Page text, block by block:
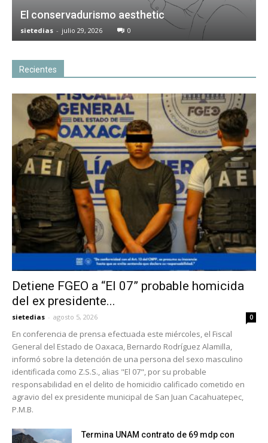
El conservadurismo aesthetic
sietedias - julio 29, 2026 0
Recientes
Detiene FGEO a “El 07” probable homicida
del ex presidente...
sietedias - agosto 5, 2026 0
En conferencia de prensa efectuada este miércoles, el Fiscal
General del Estado de Oaxaca, Bernardo Rodríguez Alamilla,
informó sobre la detención de una persona del sexo masculino
identificada como Z.S.S., alias "El 07", por su probable
responsabilidad en el delito de homicidio calificado cometido en
agravio del ex presidente municipal de San Juan Cacahuatepec,
P.M.B.
Termina UNAM contrato de 69 mdp con